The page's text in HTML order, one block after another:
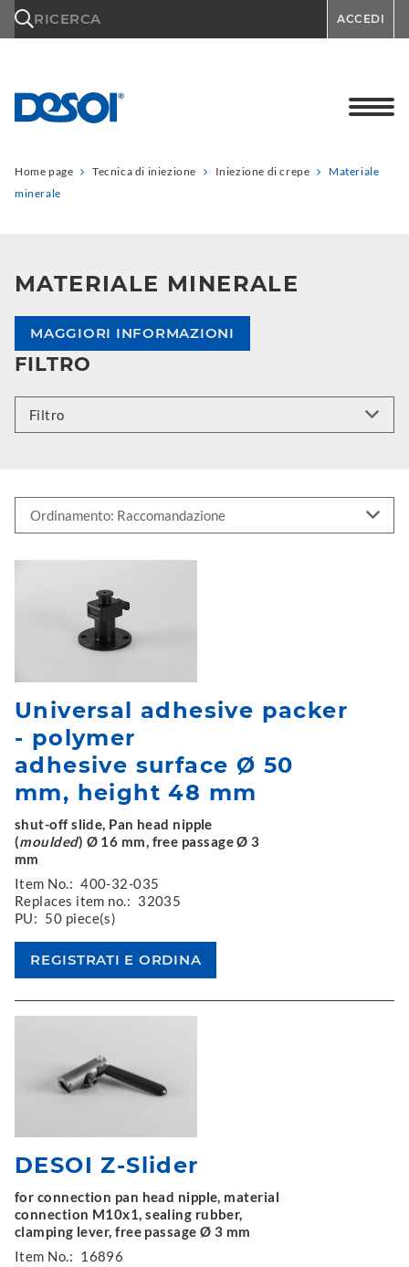
RICERCA ACCEDI
Home page Tecnica di iniezione Iniezione di crepe
Materiale
minerale
MATERIALE MINERALE
MAGGIORI INFORMAZIONI
FILTRO
Filtro
Universal adhesive packer
- polymer
adhesive surface Ø 50
mm, height 48 mm
shut-off slide, Pan head nipple
(moulded) Ø 16 mm, free passage Ø 3
mm
Item No.: 400-32-035
Replaces item no.: 32035
PU: 50 piece(s)
DESOI Z-Slider
for connection pan head nipple, material
connection M10x1, sealing rubber,
clamping lever, free passage Ø 3 mm
Item No.: 16896